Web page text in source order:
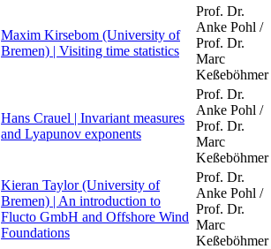
Maxim Kirsebom (University of
Bremen) | Visiting time statistics
Prof. Dr.
Anke Pohl /
Prof. Dr.
Marc
Keßeböhmer
Hans Crauel | Invariant measures
and Lyapunov exponents
Prof. Dr.
Anke Pohl /
Prof. Dr.
Marc
Keßeböhmer
Kieran Taylor (University of
Bremen) | An introduction to
Flucto GmbH and Offshore Wind
Foundations
Prof. Dr.
Anke Pohl /
Prof. Dr.
Marc
Keßeböhmer